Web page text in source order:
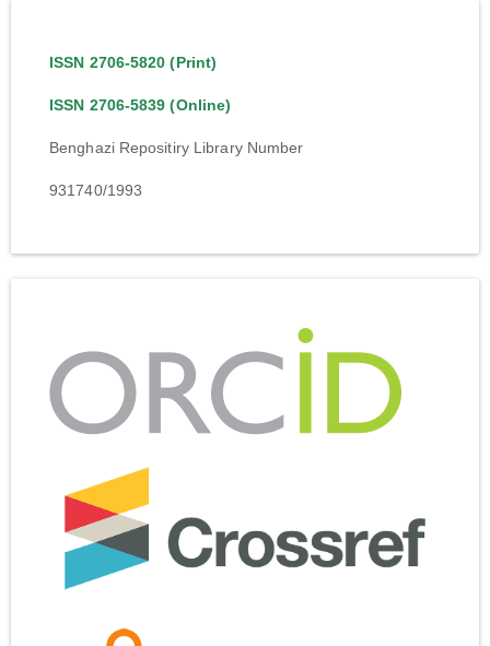
ISSN 2706-5820 (Print)
ISSN 2706-5839 (Online)
Benghazi Repositiry Library Number
931740/1993